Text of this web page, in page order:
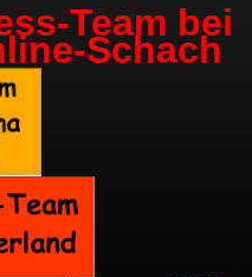
Team bei
Schach